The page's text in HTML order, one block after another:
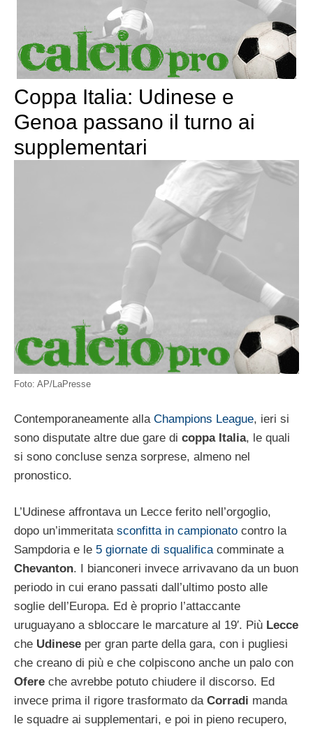
Coppa Italia: Udinese e
Genoa passano il turno ai
supplementari
Foto: AP/LaPresse
Contemporaneamente alla Champions League, ieri si
sono disputate altre due gare di coppa Italia, le quali
si sono concluse senza sorprese, almeno nel
pronostico.
L’Udinese affrontava un Lecce ferito nell’orgoglio,
dopo un’immeritata sconfitta in campionato contro la
Sampdoria e le 5 giornate di squalificacomminate a
Chevanton. I bianconeri invece arrivavano da un buon
periodo in cui erano passati dall’ultimo posto alle
soglie dell’Europa. Ed è proprio l’attaccante
uruguayano a sbloccare le marcature al 19′. Più Lecce
che Udinese per gran parte della gara, con i pugliesi
che creano di più e che colpiscono anche un palo con
Ofere che avrebbe potuto chiudere il discorso. Ed
invece prima il rigore trasformato da Corradi manda
le squadre ai supplementari, e poi in pieno recupero,